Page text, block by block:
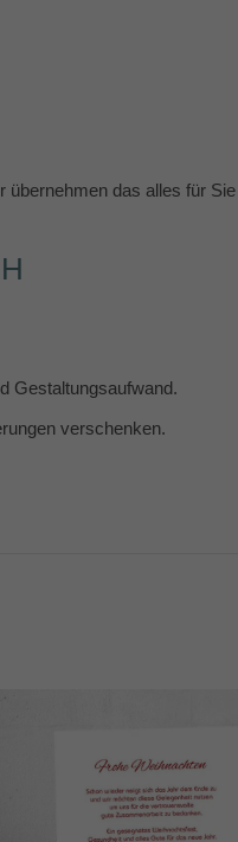
übernehmen das alles für Sie
Gestaltungsaufwand.
verschenken.